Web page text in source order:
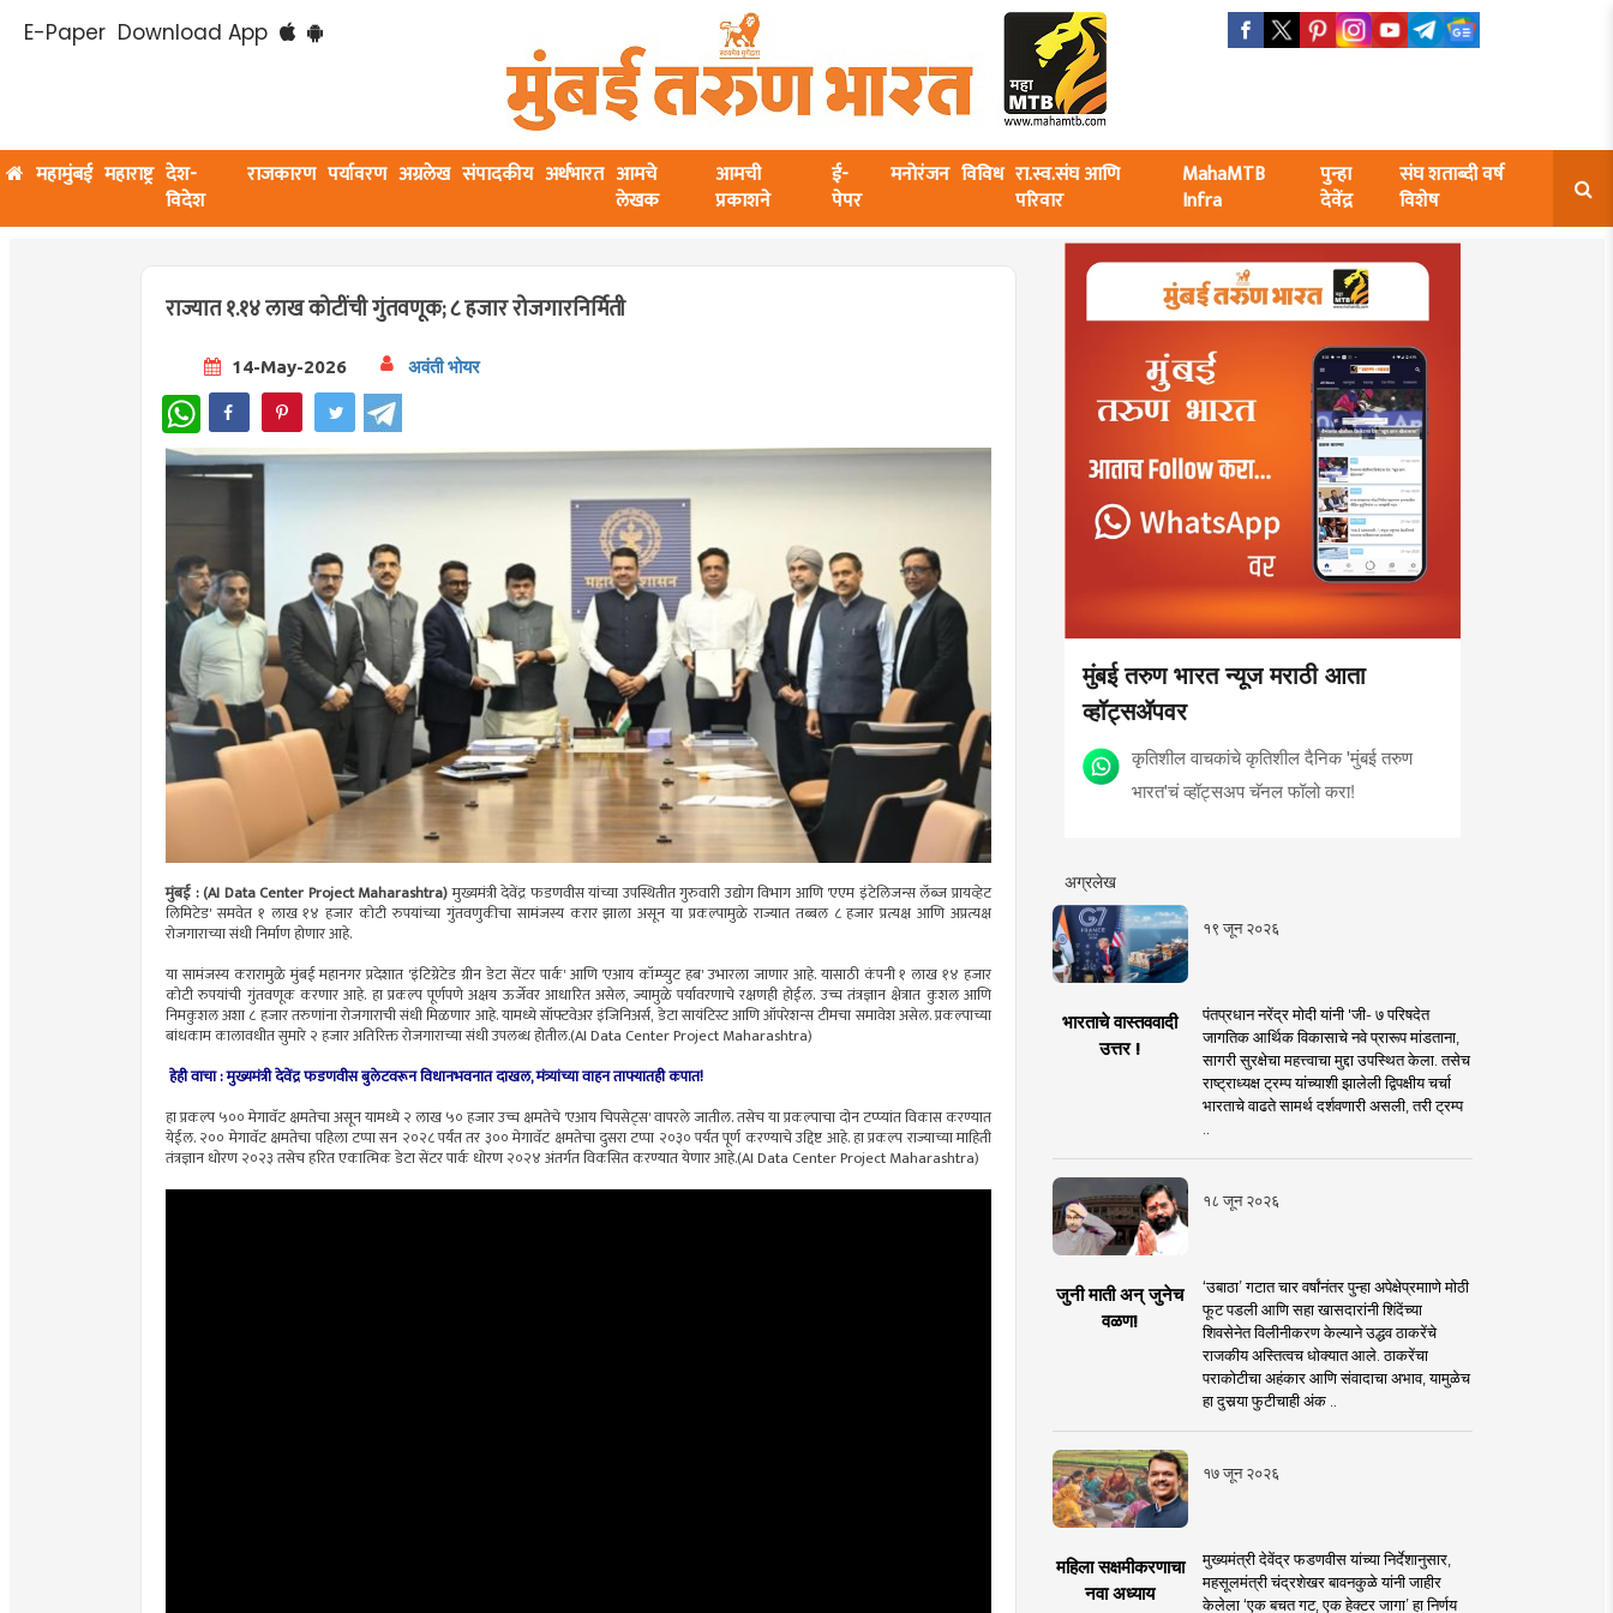
E-Paper Download App
महामुंबई महाराष्ट्र देश-
विदेश
राजकारण पर्यावरण अग्रलेख संपादकीय अर्थभारत आमचे
लेखक
आमची
प्रकाशने
ई-
पेपर
मनोरंजन विविध रा.स्व.संघ आणि
परिवार
MahaMTB
Infra
पुन्हा
देवेंद्र
संघ शताब्दी वर्ष
विशेष
राज्यात १.१४ लाख कोटींची गुंतवणूक; ८ हजार रोजगारनिर्मिती
14-May-2026 अवंती भोयर
WhatsApp
मुंबई : (AI Data Center Project Maharashtra)मुख्यमंत्री देवेंद्र फडणवीस यांच्या उपस्थितीत गुरुवारी उद्योग विभाग आणि 'एएम इंटेलिजन्स लॅब्ज प्रायव्हेट
लिमिटेड' समवेत १ लाख १४ हजार कोटी रुपयांच्या गुंतवणुकीचा सामंजस्य करार झाला असून या प्रकल्पामुळे राज्यात तब्बल ८ हजार प्रत्यक्ष आणि अप्रत्यक्ष
रोजगाराच्या संधी निर्माण होणार आहे.
या सामंजस्य करारामुळे मुंबई महानगर प्रदेशात 'इंटिग्रेटेड ग्रीन डेटा सेंटर पार्क' आणि 'एआय कॉम्प्युट हब' उभारला जाणार आहे. यासाठी कंपनी १ लाख १४ हजार
कोटी रुपयांची गुंतवणूक करणार आहे. हा प्रकल्प पूर्णपणे अक्षय ऊर्जेवर आधारित असेल, ज्यामुळे पर्यावरणाचे रक्षणही होईल. उच्च तंत्रज्ञान क्षेत्रात कुशल आणि
निमकुशल अशा ८ हजार तरुणांना रोजगाराची संधी मिळणार आहे. यामध्ये सॉफ्टवेअर इंजिनिअर्स, डेटा सायंटिस्ट आणि ऑपरेशन्स टीमचा समावेश असेल. प्रकल्पाच्या
बांधकाम कालावधीत सुमारे २ हजार अतिरिक्त रोजगाराच्या संधी उपलब्ध होतील.(AI Data Center Project Maharashtra)
हेही वाचा :मुख्यमंत्री देवेंद्र फडणवीस बुलेटवरून विधानभवनात दाखल, मंत्र्यांच्या वाहन ताफ्यातही कपात!
हा प्रकल्प ५०० मेगावॅट क्षमतेचा असून यामध्ये २ लाख ५० हजार उच्च क्षमतेचे 'एआय चिपसेट्स' वापरले जातील. तसेच या प्रकल्पाचा दोन टप्प्यांत विकास करण्यात
येईल. २०० मेगावॅट क्षमतेचा पहिला टप्पा सन २०२८ पर्यंत तर ३०० मेगावॅट क्षमतेचा दुसरा टप्पा २०३० पर्यंत पूर्ण करण्याचे उद्दिष्ट आहे. हा प्रकल्प राज्याच्या माहिती
तंत्रज्ञान धोरण २०२३ तसेच हरित एकात्मिक डेटा सेंटर पार्क धोरण २०२४ अंतर्गत विकसित करण्यात येणार आहे.(AI Data Center Project Maharashtra)
मुंबई तरुण भारत न्यूज मराठी आता
व्हॉट्सॲपवर
कृतिशील वाचकांचे कृतिशील दैनिक 'मुंबई तरुण
भारत'चं व्हॉट्सअप चॅनल फॉलो करा!
अग्रलेख
१९ जून २०२६
भारताचे वास्तववादी
उत्तर !
पंतप्रधान नरेंद्र मोदी यांनी 'जी- ७ परिषदेत
जागतिक आर्थिक विकासाचे नवे प्रारूप मांडताना,
सागरी सुरक्षेचा महत्त्वाचा मुद्दा उपस्थित केला. तसेच
राष्ट्राध्यक्ष ट्रम्प यांच्याशी झालेली द्विपक्षीय चर्चा
भारताचे वाढते सामर्थ दर्शवणारी असली, तरी ट्रम्प
१८ जून २०२६
जुनी माती अन् जुनेच
वळण!
‘उबाठा’ गटात चार वर्षांनंतर पुन्हा अपेक्षेप्रमााणे मोठी
फूट पडली आणि सहा खासदारांनी शिंदेंच्या
शिवसेनेत विलीनीकरण केल्याने उद्धव ठाकरेंचे
राजकीय अस्तित्वच धोक्यात आले. ठाकरेंचा
पराकोटीचा अहंकार आणि संवादाचा अभाव, यामुळेच
हा दुसर्‍या फुटीचाही अंक ..
१७ जून २०२६
महिला सक्षमीकरणाचा
नवा अध्याय
मुख्यमंत्री देवेंद्र फडणवीस यांच्या निर्देशानुसार,
महसूलमंत्री चंद्रशेखर बावनकुळे यांनी जाहीर
केलेला ‘एक बचत गट, एक हेक्टर जागा’ हा निर्णय